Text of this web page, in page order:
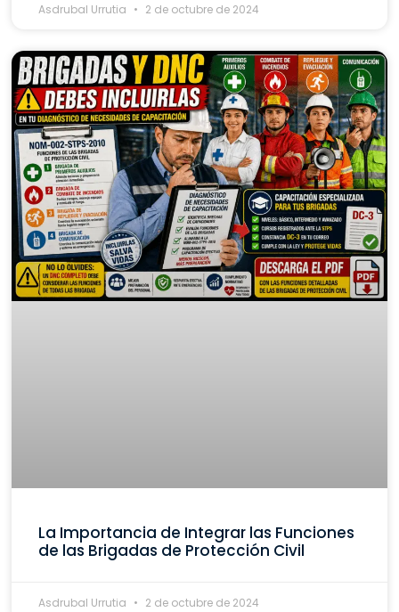
Asdrubal Urrutia 2 de octubre de 2024
La Importancia de Integrar las Funciones
de las Brigadas de Protección Civil
Asdrubal Urrutia 2 de octubre de 2024